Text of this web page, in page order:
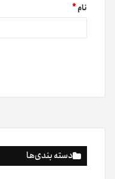
دسته بندی‌ها
نام*